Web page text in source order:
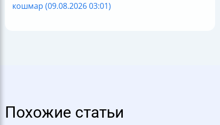
кошмар (09.08.2026 03:01)
Похожие статьи